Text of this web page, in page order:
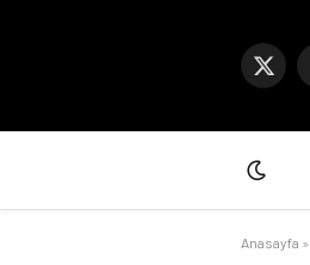
X
Anasayfa »